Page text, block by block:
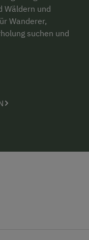
Wäldern und
Wanderer,
suchen und